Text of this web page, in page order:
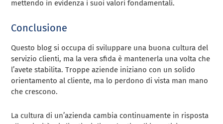
mettendo in evidenza i suoi valori fondamentali.
Conclusione
Questo blog si occupa di sviluppare una buona cultura del
servizio clienti, ma la vera sfida è mantenerla una volta che
l’avete stabilita. Troppe aziende iniziano con un solido
orientamento al cliente, ma lo perdono di vista man mano
che crescono.
La cultura di un’azienda cambia continuamente in risposta